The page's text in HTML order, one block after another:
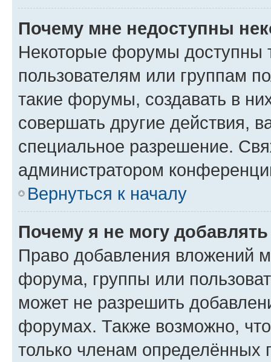
Почему мне недоступны
Некоторые форумы доступны
пользователям или группам
такие форумы, создавать в
совершать другие действия,
специальное разрешение.
администратором
Вернуться к началу
Почему я не могу
Право добавления вложений
форума, группы или
может не разрешить
форумах. Также возможно,
только членам определённых